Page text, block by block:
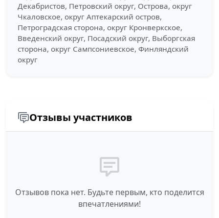
Декабристов, Петровский округ, Острова, округ
Чкаловское, округ Аптекарский остров,
Петроградская сторона, округ Кронверкское,
Введенский округ, Посадский округ, Выборгская
сторона, округ Сампсониевское, Финляндский
округ
Отзывы участников
Отзывов пока нет. Будьте первым, кто поделится
впечатлениями!